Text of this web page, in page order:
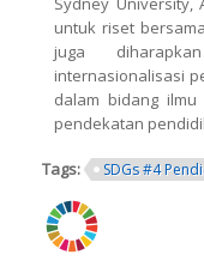
untuk riset
juga
internasionalisasi
dalam bidang
pendekatan
Tags: SDGs #4
ring.png